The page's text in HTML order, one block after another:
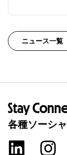
ニュース一覧
Stay
各種ソーシ